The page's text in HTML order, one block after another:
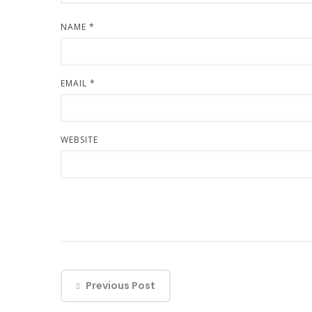
NAME *
EMAIL *
WEBSITE
Previous Post